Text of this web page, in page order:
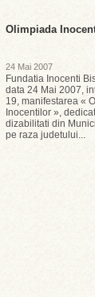
Olimpiada
24 Mai 2007
Fundatia Inocenti
data 24 Mai 2007,
19, manifestarea «
Inocentilor »,
dizabilitati din
pe raza judetului...